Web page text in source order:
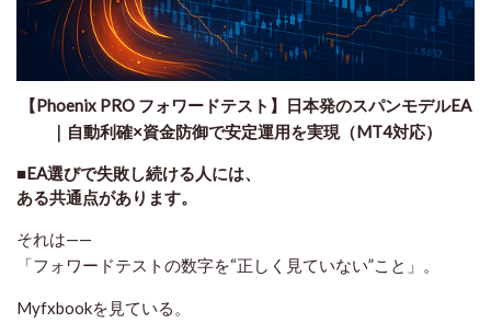
【Phoenix PRO フォワードテスト】日本発のスパンモデルEA
｜自動利確×資金防御で安定運用を実現（MT4対応）
■EA選びで失敗し続ける人には、
ある共通点があります。
それは——
「フォワードテストの数字を“正しく見ていない”こと」
。
Myfxbookを見ている。